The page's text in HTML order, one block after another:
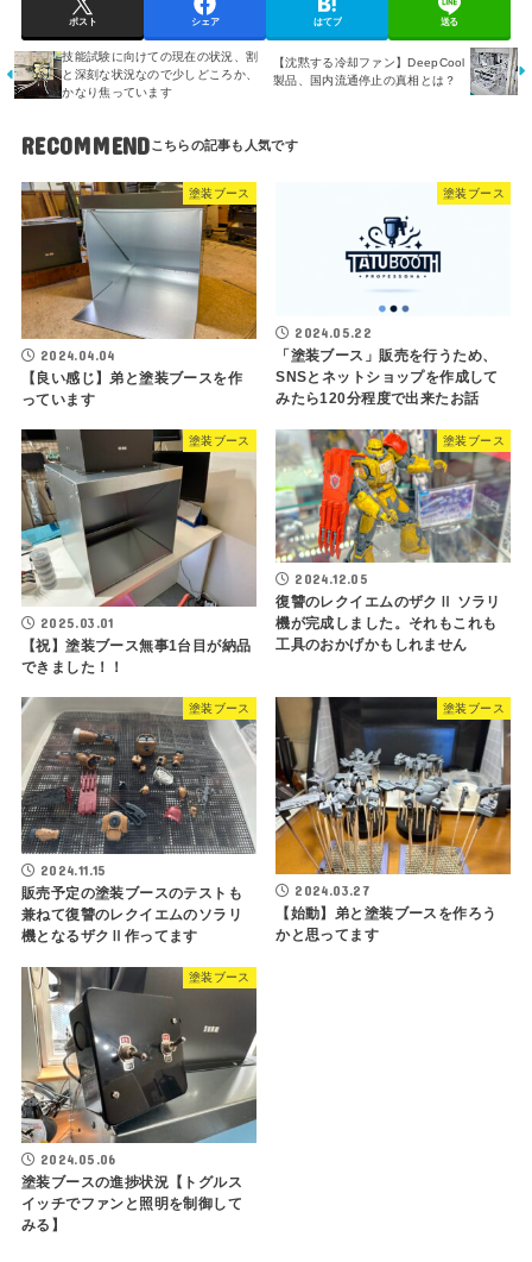
ポスト シェア はてブ 送る
【沈黙する冷却ファン】DeepCool
製品、国内流通停止の真相とは？
技能試験に向けての現在の状況、割
と深刻な状況なので少しどころか、
かなり焦っています
RECOMMEND
塗装ブース
2024.04.04
【良い感じ】弟と塗装ブースを作
っています
塗装ブース
2024.05.22
「塗装ブース」販売を行うため、
SNSとネットショップを作成して
みたら120分程度で出来たお話
塗装ブース
2025.03.01
【祝】塗装ブース無事1台目が納品
できました！！
塗装ブース
2024.12.05
復讐のレクイエムのザクⅡ ソラリ
機が完成しました。それもこれも
工具のおかげかもしれません
塗装ブース
2024.11.15
販売予定の塗装ブースのテストも
兼ねて復讐のレクイエムのソラリ
機となるザクⅡ作ってます
塗装ブース
2024.03.27
【始動】弟と塗装ブースを作ろう
かと思ってます
塗装ブース
2024.05.06
塗装ブースの進捗状況【トグルス
イッチでファンと照明を制御して
みる】